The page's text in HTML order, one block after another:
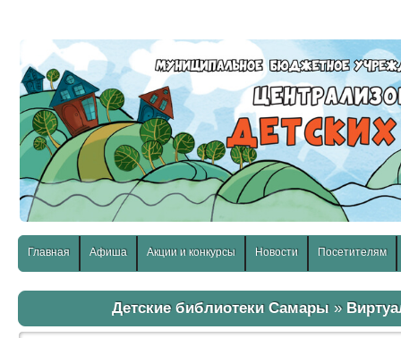
Главная Афиша Акции и конкурсы Новости Посетителям
Детские библиотеки Самары»